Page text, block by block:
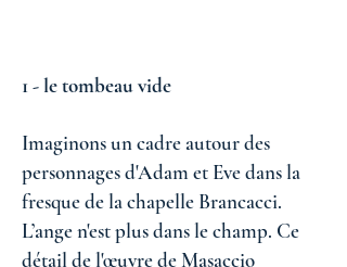
1 - le tombeau vide
Imaginons un cadre autour des
personnages d'Adam et Eve dans la
fresque de la chapelle Brancacci.
L’ange n'est plus dans le champ. Ce
détail de l'œuvre de Masaccio